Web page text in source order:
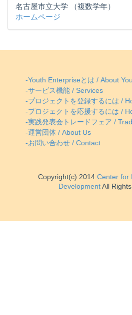
名古屋市立大学 （複数学年）
ホームページ
-Youth Enterpriseとは / About
-サービス機能 / Services
-プロジェクトを登録するには /
-プロジェクトを応援するには /
-実践発表会トレードフェア /
-運営団体 / About Us
-お問い合わせ / Contact
Copyright(c) 2014 Center for
DevelopmentAll Rights